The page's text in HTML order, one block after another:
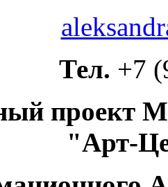
Тел. +7
проект
"Арт-